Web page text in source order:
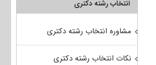
انتخاب رشته دکتری
مشاوره انتخاب رشته دکتری
نکات انتخاب رشته دکتری